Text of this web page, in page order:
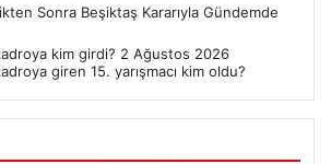
Sonra Beşiktaş Kararıyla Gündemde
kim girdi? 2 Ağustos 2026
giren 15. yarışmacı kim oldu?